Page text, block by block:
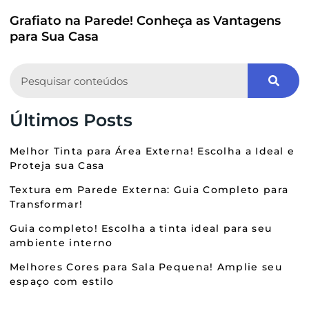
Grafiato na Parede! Conheça as Vantagens
para Sua Casa
Últimos Posts
Melhor Tinta para Área Externa! Escolha a Ideal e
Proteja sua Casa
Textura em Parede Externa: Guia Completo para
Transformar!
Guia completo! Escolha a tinta ideal para seu
ambiente interno
Melhores Cores para Sala Pequena! Amplie seu
espaço com estilo